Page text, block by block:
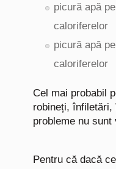
picură apă
caloriferelor
picură apă
caloriferelor
Cel mai probabil
robineți, înfiletări,
probleme nu sunt
Pentru că dacă